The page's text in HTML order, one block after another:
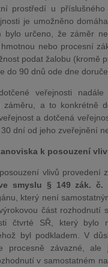
prostředí u
je umožněno
bylo určeno, že záměr
nebo procesní
podat žalobu (kromě
do 90 dnů ode dne
veřejnosti
záměru, a to konkrétně
a dotčená
dní od jeho zveřejnění
k posouzení
vlivů provedení
smyslu § 149 zák. č.
který není
část rozhodnutí
čtvrté SŘ, který bylo
byl podkladem. V
procesně závazné,
v samostatném